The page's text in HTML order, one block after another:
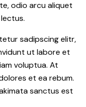
odio arcu aliquet
sadipscing elitr,
ut labore et
voluptua. At
et ea rebum.
sanctus est